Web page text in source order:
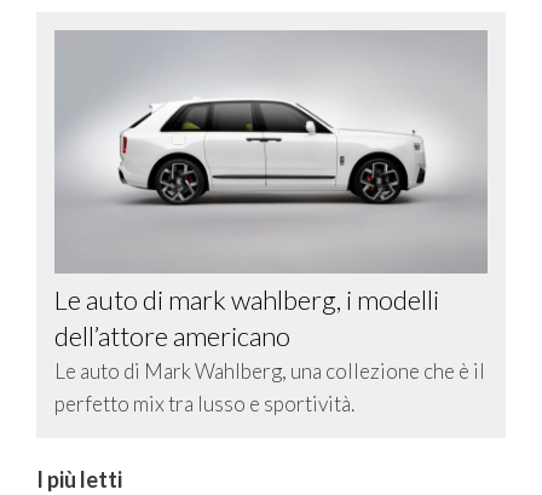
Le auto di mark wahlberg, i modelli
dell’attore americano
Le auto di Mark Wahlberg, una collezione che è il
perfetto mix tra lusso e sportività.
I più letti